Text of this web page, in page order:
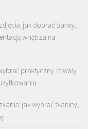
jak dobrać barwy,
wnętrza na
praktyczny i trwały
jak wybrać tkaniny,